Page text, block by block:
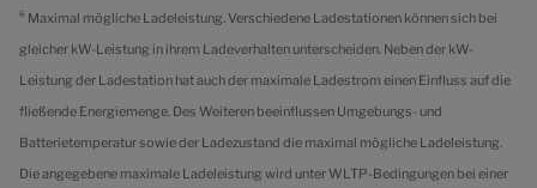
6 Maximal mögliche Ladeleistung. Verschiedene Ladestationen können sich bei
gleicher kW-Leistung in ihrem Ladeverhalten unterscheiden. Neben der kW-
Leistung der Ladestation hat auch der maximale Ladestrom einen Einfluss auf die
fließende Energiemenge. Des Weiteren beeinflussen Umgebungs- und
Batterietemperatur sowie der Ladezustand die maximal mögliche Ladeleistung.
Die angegebene maximale Ladeleistung wird unter WLTP-Bedingungen bei einer